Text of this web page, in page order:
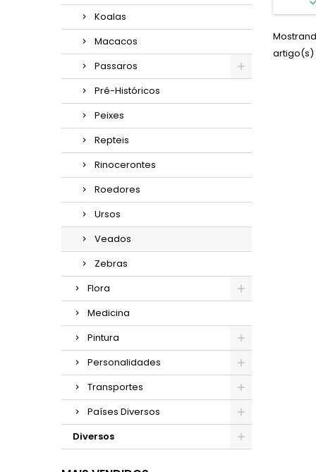
Koalas
Macacos
Passaros
Pré-Históricos
Peixes
Repteis
Rinocerontes
Roedores
Ursos
Veados
Zebras
Flora
Medicina
Pintura
Personalidades
Transportes
Países Diversos
Diversos
artigo(s)